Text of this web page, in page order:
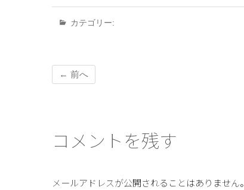
カテゴリー:
← 前へ
コメントを残す
メールアドレスが公開されることはありません。